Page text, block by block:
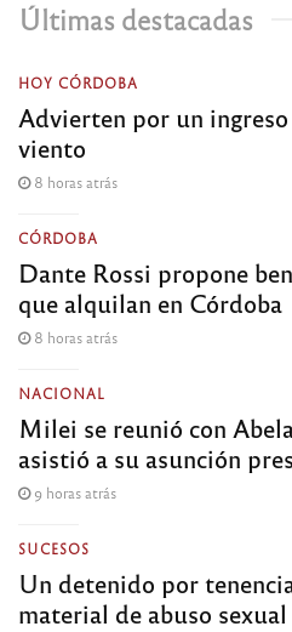
Últimas destacadas
HOY CÓRDOBA
Advierten por un
viento
8 horas atrás
CÓRDOBA
Dante Rossi propone
que alquilan en Córdoba
8 horas atrás
NACIONAL
Milei se reunió con
asistió a su asunción
9 horas atrás
SUCESOS
Un detenido por
material de abuso